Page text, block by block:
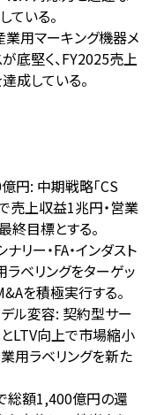
ている。
用マーキング機器メ
底堅く、FY2025売上
成している。
円: 中期戦略「CS
売上収益1兆円・営業
終目標とする。
リー・FA・インダスト
ラベリングをターゲッ
を積極実行する。
デル変容: 契約型サー
とLTV向上で市場縮小
用ラベリングを新た
総額1,400億円の還